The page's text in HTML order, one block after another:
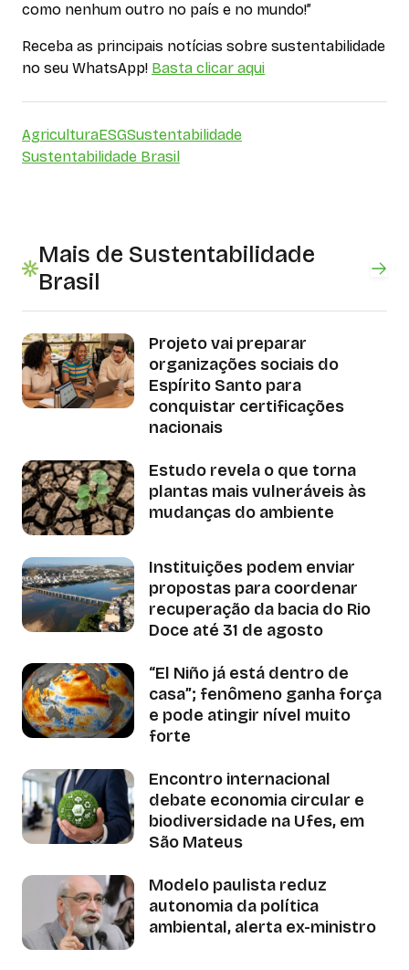
como nenhum outro no país e no mundo!”
Receba as principais notícias sobre sustentabilidade
no seu WhatsApp! Basta clicar aqui
AgriculturaESGSustentabilidade
Sustentabilidade Brasil
Mais de Sustentabilidade
Brasil
Projeto vai preparar
organizações sociais do
Espírito Santo para
conquistar certificações
nacionais
Estudo revela o que torna
plantas mais vulneráveis às
mudanças do ambiente
Instituições podem enviar
propostas para coordenar
recuperação da bacia do Rio
Doce até 31 de agosto
“El Niño já está dentro de
casa”; fenômeno ganha força
e pode atingir nível muito
forte
Encontro internacional
debate economia circular e
biodiversidade na Ufes, em
São Mateus
Modelo paulista reduz
autonomia da política
ambiental, alerta ex-ministro